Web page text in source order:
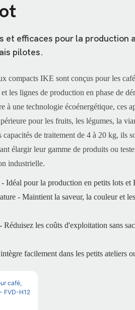
et efficaces pour la production
pilotes.
compacts IKE sont conçus pour les
les lignes de production en phase de
à une technologie écoénergétique, ces
pour les fruits, les légumes, la
de traitement de 4 à 20 kg, ils
élargir leur gamme de produits ou
industrielle.
Idéal pour la production en petits lots et
- Maintient la saveur, la couleur et
les coûts d'exploitation sans
facilement dans les petits ateliers